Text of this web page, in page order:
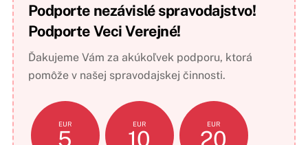
Podporte nezávislé spravodajstvo!
Podporte Veci Verejné!
Ďakujeme Vám za akúkoľvek podporu, ktorá
pomôže v našej spravodajskej činnosti.
EUR
5
EUR
10
EUR
20